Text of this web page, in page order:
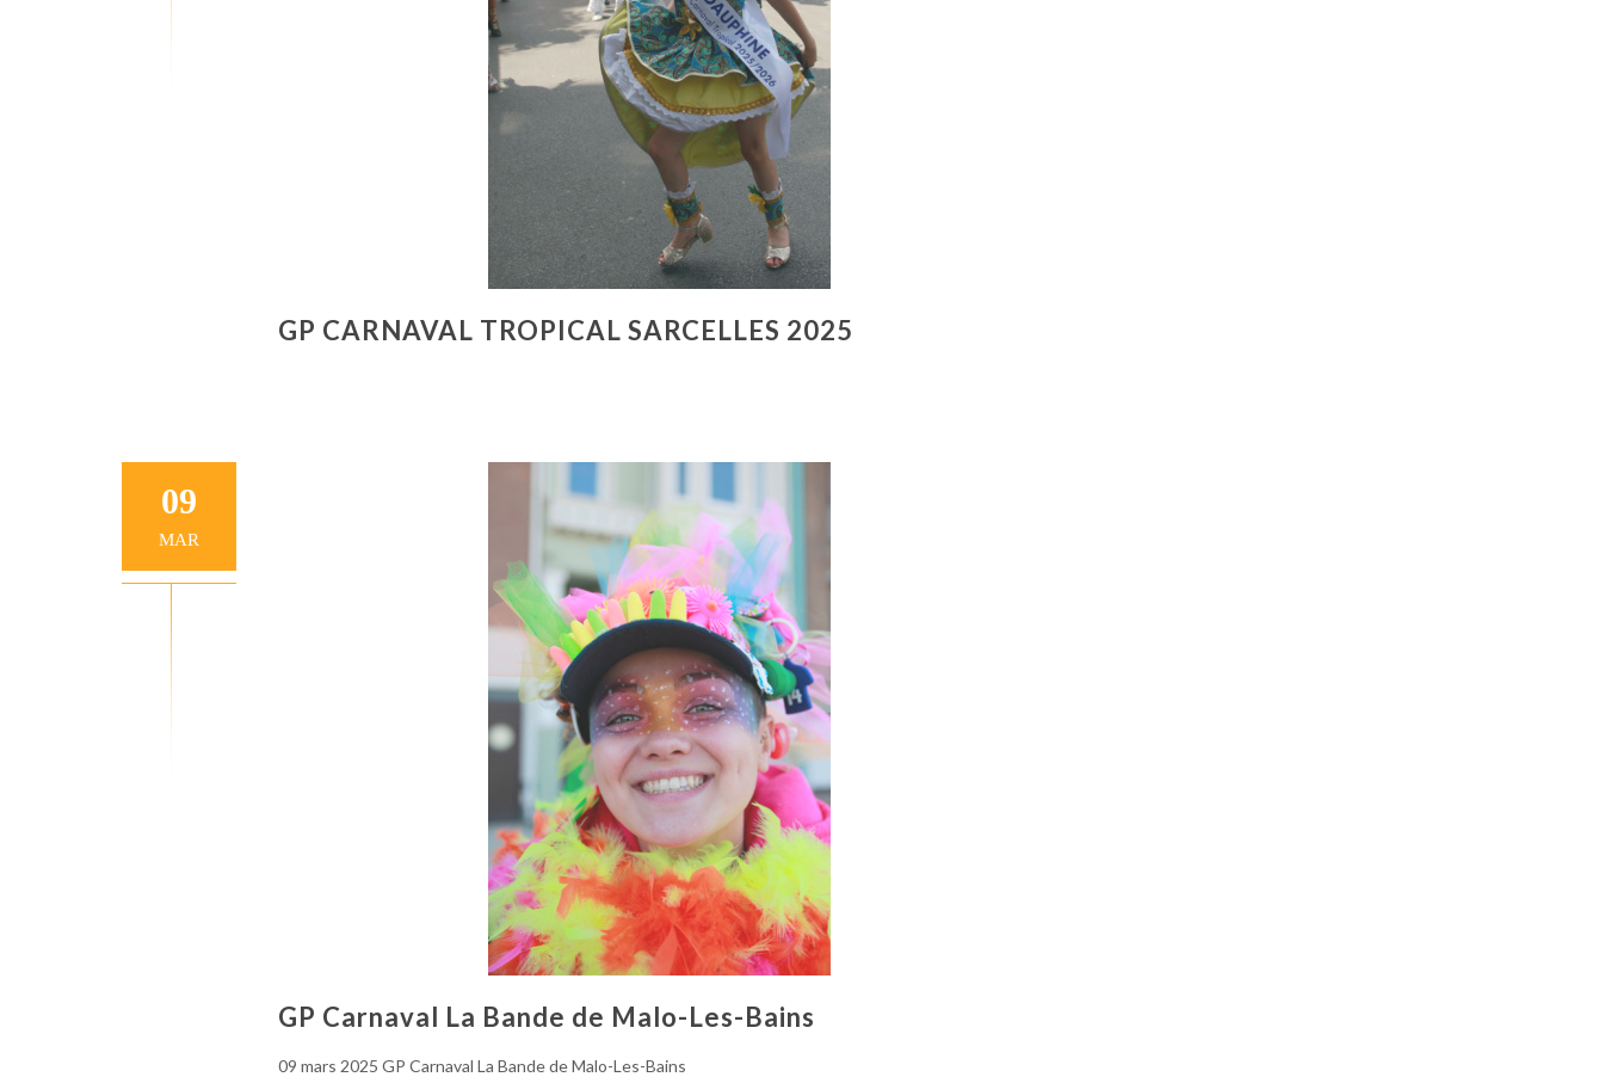
GP CARNAVAL TROPICAL SARCELLES 2025
09
MAR
GP Carnaval La Bande de Malo-Les-Bains
09 mars 2025 GP Carnaval La Bande de Malo-Les-Bains